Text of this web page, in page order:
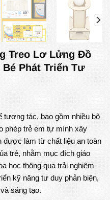
Treo Lơ Lửng Đồ
Phát Triển Tư
tác, bao gồm nhiều bộ
phép trẻ em tự mình xây
được làm từ chất liệu an toàn
trẻ, nhằm mục đích giáo
học thông qua trải nghiệm
kỹ năng tư duy phản biện,
sáng tạo.